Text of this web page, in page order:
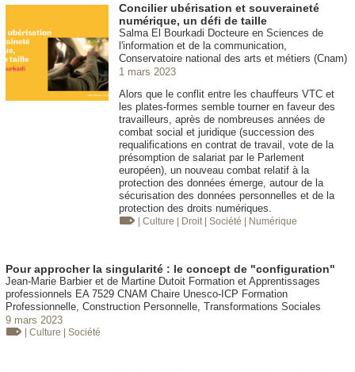
Concilier ubérisation et souveraineté
numérique, un défi de taille
Salma El Bourkadi Docteure en Sciences de
l'information et de la communication,
Conservatoire national des arts et métiers (Cnam)
1 mars 2023
Alors que le conflit entre les chauffeurs VTC et
les plates-formes semble tourner en faveur des
travailleurs, après de nombreuses années de
combat social et juridique (succession des
requalifications en contrat de travail, vote de la
présomption de salariat par le Parlement
européen), un nouveau combat relatif à la
protection des données émerge, autour de la
sécurisation des données personnelles et de la
protection des droits numériques.
| Culture | Droit | Société | Numérique
Pour approcher la singularité : le concept de "configuration"
Jean-Marie Barbier et de Martine Dutoit Formation et Apprentissages
professionnels EA 7529 CNAM Chaire Unesco-ICP Formation
Professionnelle, Construction Personnelle, Transformations Sociales
9 mars 2023
| Culture | Société